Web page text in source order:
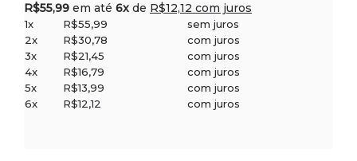
R$55,99 em até 6x de R$12,12 com juros
1x R$55,99
sem juros
2x
R$30,78
com juros
3x
R$21,45
com juros
4x
R$16,79
com juros
5x
R$13,99
com juros
6x
R$12,12 com juros